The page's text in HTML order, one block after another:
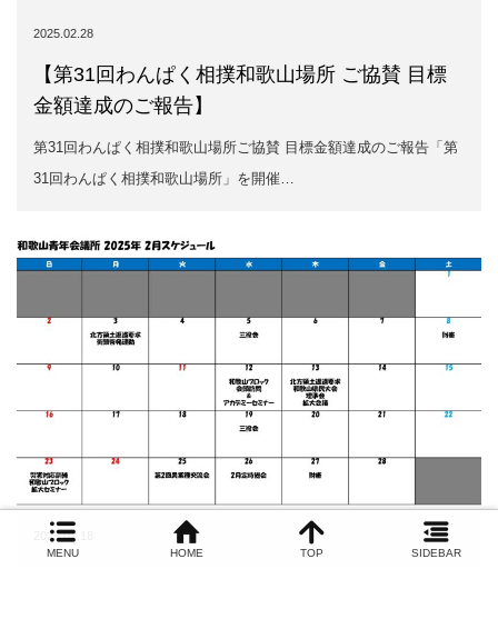
2025.02.28
【第31回わんぱく相撲和歌山場所 ご協賛 目標
金額達成のご報告】
第31回わんぱく相撲和歌山場所ご協賛 目標金額達成のご報告「第
31回わんぱく相撲和歌山場所」を開催…
2025.02.18
MENU